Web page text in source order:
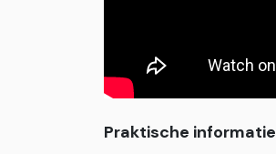
Praktische informatie